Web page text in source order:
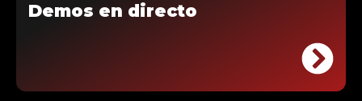
Demos en directo